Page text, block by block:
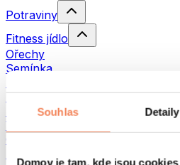
Souhlas Detaily
Domov je tam, kde jsou cookies
Potraviny
Fitness jídlo
Ořechy
Semínka
Ryby
Hotová jídla
Vajíčka
Chléb a pečivo